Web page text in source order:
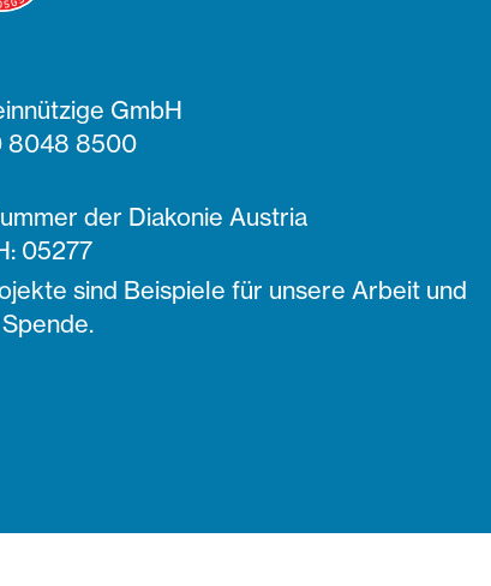
GmbH
8048 8500
der Diakonie Austria
05277
sind Beispiele für unsere Arbeit und